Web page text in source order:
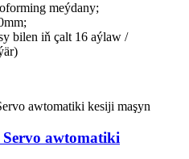
meýdany;
bilen iň çalt 16 aýlaw /
awtomatiki